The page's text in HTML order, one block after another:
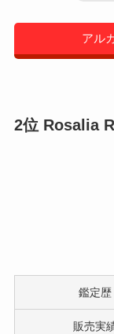
アル
2位 Rosalia
鑑定歴
販売実